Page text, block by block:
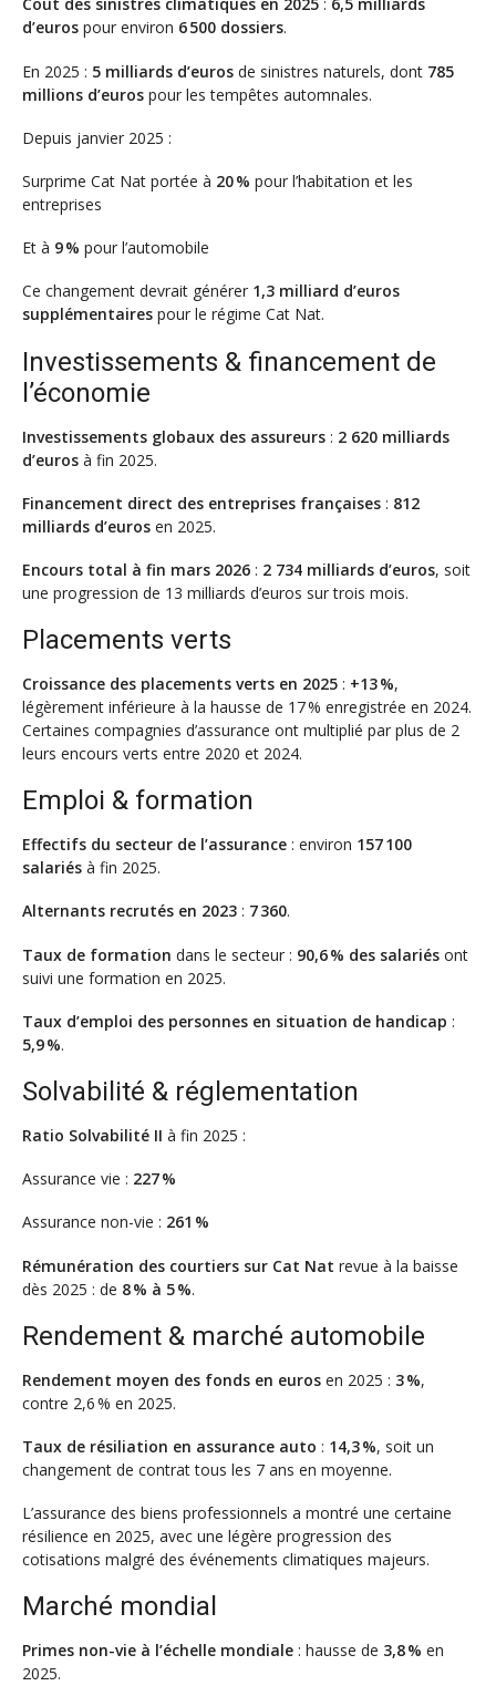
Coût des sinistres climatiques en 2025 : 6,5 milliards
d’euros pour environ 6 500 dossiers.
En 2025 : 5 milliards d’euros de sinistres naturels, dont 785
millions d’euros pour les tempêtes automnales.
Depuis janvier 2025 :
Surprime Cat Nat portée à 20 % pour l’habitation et les
entreprises
Et à 9 % pour l’automobile
Ce changement devrait générer 1,3 milliard d’euros
supplémentaires pour le régime Cat Nat.
Investissements & financement de
l’économie
Investissements globaux des assureurs : 2 620 milliards
d’euros à fin 2025.
Financement direct des entreprises françaises : 812
milliards d’euros en 2025.
Encours total à fin mars 2026 : 2 734 milliards d’euros, soit
une progression de 13 milliards d’euros sur trois mois.
Placements verts
Croissance des placements verts en 2025 : +13 %,
légèrement inférieure à la hausse de 17 % enregistrée en 2024.
Certaines compagnies d’assurance ont multiplié par plus de 2
leurs encours verts entre 2020 et 2024.
Emploi & formation
Effectifs du secteur de l’assurance : environ 157 100
salariés à fin 2025.
Alternants recrutés en 2023 : 7 360.
Taux de formation dans le secteur : 90,6 % des salariés ont
suivi une formation en 2025.
Taux d’emploi des personnes en situation de handicap :
5,9 %.
Solvabilité & réglementation
Ratio Solvabilité II à fin 2025 :
Assurance vie : 227 %
Assurance non-vie : 261 %
Rémunération des courtiers sur Cat Nat revue à la baisse
dès 2025 : de 8 % à 5 %.
Rendement & marché automobile
Rendement moyen des fonds en euros en 2025 : 3 %,
contre 2,6 % en 2025.
Taux de résiliation en assurance auto : 14,3 %, soit un
changement de contrat tous les 7 ans en moyenne.
L’assurance des biens professionnels a montré une certaine
résilience en 2025, avec une légère progression des
cotisations malgré des événements climatiques majeurs.
Marché mondial
Primes non-vie à l’échelle mondiale : hausse de 3,8 % en
2025.